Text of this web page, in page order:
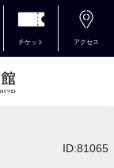
チケット アクセス
ID:81065